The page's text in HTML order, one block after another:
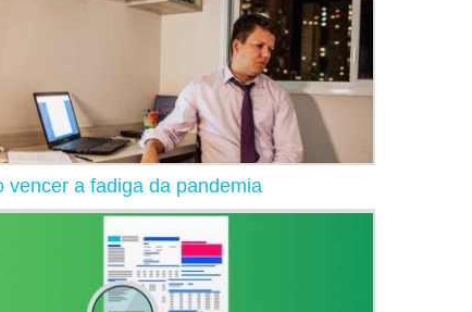
vencer a fadiga da pandemia